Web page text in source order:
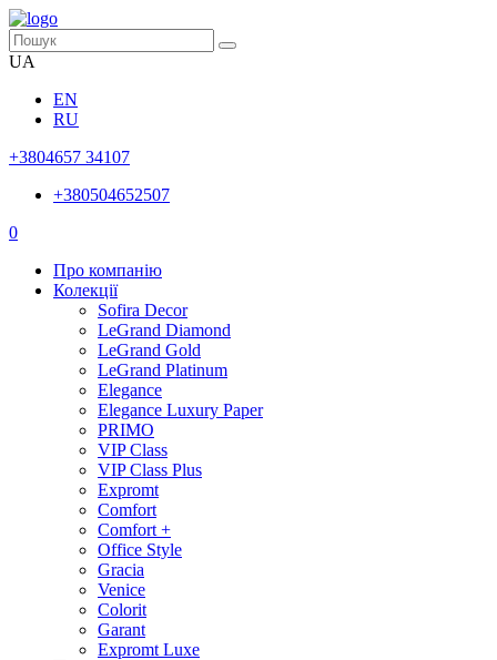
UA
EN
RU
+3804657 34107
+380504652507
0
Про компанію
Колекції
Sofira Decor
LeGrand Diamond
LeGrand Gold
LeGrand Platinum
Elegance
Elegance Luxury Paper
PRIMO
VIP Class
VIP Class Plus
Expromt
Comfort
Comfort +
Office Style
Gracia
Venice
Colorit
Garant
Expromt Luxe